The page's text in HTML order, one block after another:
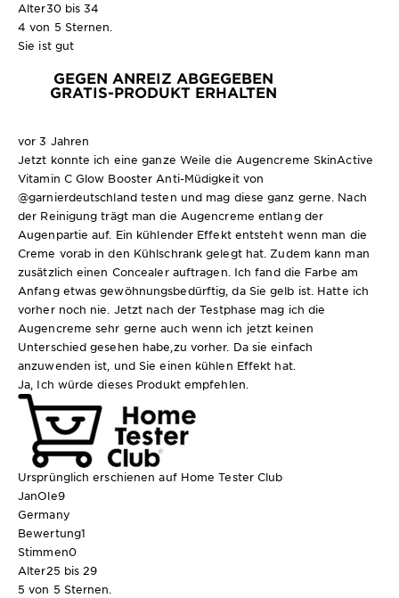
Alter30 bis 34
4 von 5 Sternen.
Sie ist gut
GEGEN ANREIZ ABGEGEBEN
GRATIS-PRODUKT ERHALTEN
vor 3 Jahren
Jetzt konnte ich eine ganze Weile die Augencreme SkinActive
Vitamin C Glow Booster Anti-Müdigkeit von
@garnierdeutschland testen und mag diese ganz gerne. Nach
der Reinigung trägt man die Augencreme entlang der
Augenpartie auf. Ein kühlender Effekt entsteht wenn man die
Creme vorab in den Kühlschrank gelegt hat. Zudem kann man
zusätzlich einen Concealer auftragen. Ich fand die Farbe am
Anfang etwas gewöhnungsbedürftig, da Sie gelb ist. Hatte ich
vorher noch nie. Jetzt nach der Testphase mag ich die
Augencreme sehr gerne auch wenn ich jetzt keinen
Unterschied gesehen habe,zu vorher. Da sie einfach
anzuwenden ist, und Sie einen kühlen Effekt hat.
Ja, Ich würde dieses Produkt empfehlen.
Ursprünglich erschienen auf Home Tester Club
JanOle9
Germany
Bewertung1
Stimmen0
Alter25 bis 29
5 von 5 Sternen.